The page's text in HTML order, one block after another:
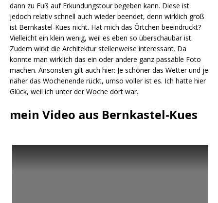
dann zu Fuß auf Erkundungstour begeben kann. Diese ist
jedoch relativ schnell auch wieder beendet, denn wirklich groß
ist Bernkastel-Kues nicht. Hat mich das Örtchen beeindruckt?
Vielleicht ein klein wenig, weil es eben so überschaubar ist.
Zudem wirkt die Architektur stellenweise interessant. Da
konnte man wirklich das ein oder andere ganz passable Foto
machen. Ansonsten gilt auch hier: Je schöner das Wetter und je
näher das Wochenende rückt, umso voller ist es. Ich hatte hier
Glück, weil ich unter der Woche dort war.
mein Video aus Bernkastel-Kues